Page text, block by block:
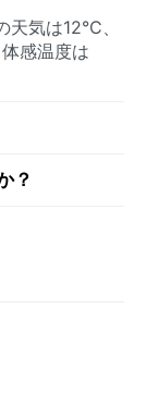
気は12°C、
感温度は
？